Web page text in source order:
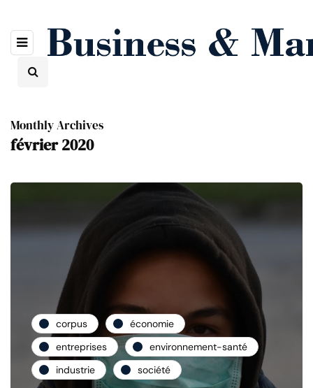
Monthly Archives
février 2020
corpus
économie
entreprises
environnement-santé
industrie
société